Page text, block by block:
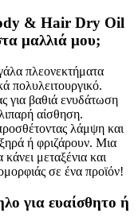
& Hair Dry Oil
μαλλιά μου;
πλεονεκτήματα
πολυλειτουργικό.
για βαθιά ενυδάτωση
αίσθηση.
λάμψη και
ή φριζάρουν. Μια
μεταξένια και
σε ένα προϊόν!
για ευαίσθητο ή